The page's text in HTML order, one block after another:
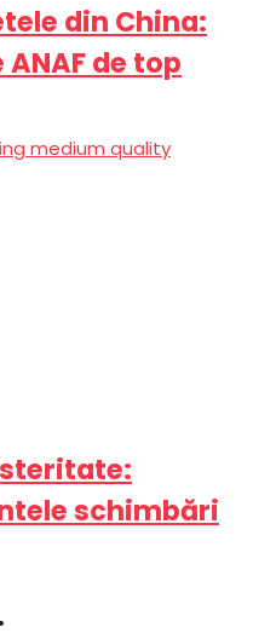
din China:
de top
schimbări